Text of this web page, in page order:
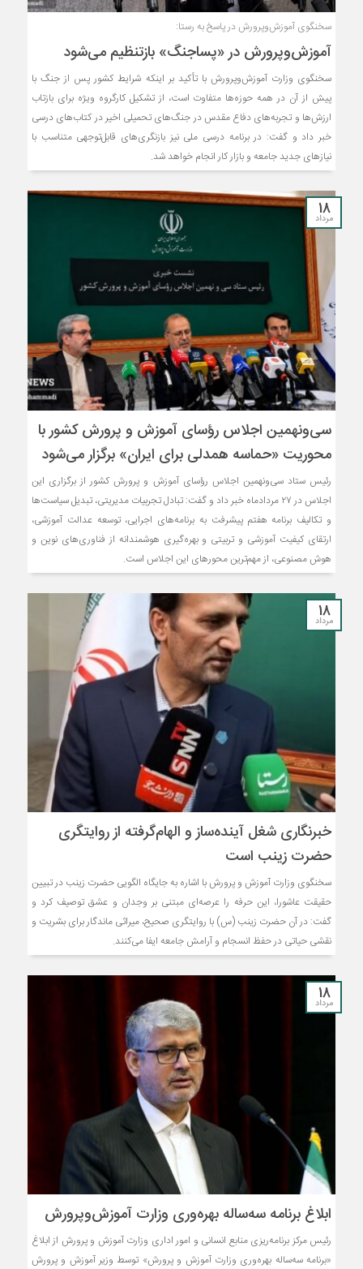
سخنگوی آموزش‌وپرورش در پاسخ به رستا:
آموزش‌وپرورش در «پسا‌جنگ» بازتنظیم می‌شود
سخنگوی وزارت آموزش‌وپرورش با تأکید بر اینکه شرایط کشور پس از جنگ با
پیش از آن در همه حوزه‌ها متفاوت است، از تشکیل کارگروه ویژه برای بازتاب
ارزش‌ها و تجربه‌های دفاع مقدس در جنگ‌های تحمیلی اخیر در کتاب‌های درسی
خبر داد و گفت: در برنامه درسی ملی نیز بازنگری‌های قابل‌توجهی متناسب با
نیازهای جدید جامعه و بازار کار انجام خواهد شد.
18
مرداد
سی‌ونهمین اجلاس رؤسای آموزش و پرورش کشور با
محوریت «حماسه همدلی برای ایران» برگزار می‌شود
رئیس ستاد سی‌ونهمین اجلاس رؤسای آموزش و پرورش کشور از برگزاری این
اجلاس در ۲۷ مردادماه خبر داد و گفت: تبادل تجربیات مدیریتی، تبدیل سیاست‌ها
و تکالیف برنامه هفتم پیشرفت به برنامه‌های اجرایی، توسعه عدالت آموزشی،
ارتقای کیفیت آموزشی و تربیتی و بهره‌گیری هوشمندانه از فناوری‌های نوین و
هوش مصنوعی، از مهم‌ترین محورهای این اجلاس است.
18
مرداد
خبرنگاری شغل آینده‌ساز و الهام‌گرفته از روایتگری
حضرت زینب است
سخنگوی وزارت آموزش و پرورش با اشاره به جایگاه الگویی حضرت زینب در تبیین
حقیقت عاشورا، این حرفه را عرصه‌ای مبتنی بر وجدان و عشق توصیف کرد و
گفت: در آن حضرت زینب (س) با روایتگری صحیح، میراثی ماندگار برای بشریت و
نقشی حیاتی در حفظ انسجام و آرامش جامعه ایفا می‌کنند.
18
مرداد
ابلاغ برنامه سه‌ساله بهره‌وری وزارت آموزش‌وپرورش
رئیس مرکز برنامه‌ریزی منابع انسانی و امور اداری وزارت آموزش و پرورش از ابلاغ
«برنامه سه‌ساله بهره‌وری وزارت آموزش و پرورش» توسط وزیر آموزش و پرورش